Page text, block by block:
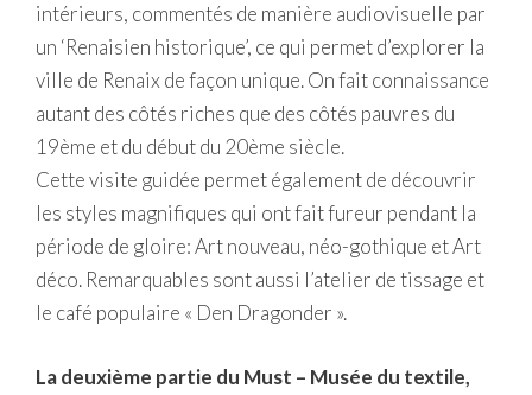
intérieurs, commentés de manière audiovisuelle par
un ‘Renaisien historique’, ce qui permet d’explorer la
ville de Renaix de façon unique. On fait connaissance
autant des côtés riches que des côtés pauvres du
19ème et du début du 20ème siècle.
Cette visite guidée permet également de découvrir
les styles magnifiques qui ont fait fureur pendant la
période de gloire: Art nouveau, néo-gothique et Art
déco. Remarquables sont aussi l’atelier de tissage et
le café populaire « Den Dragonder ».
La deuxième partie du Must – Musée du textile,